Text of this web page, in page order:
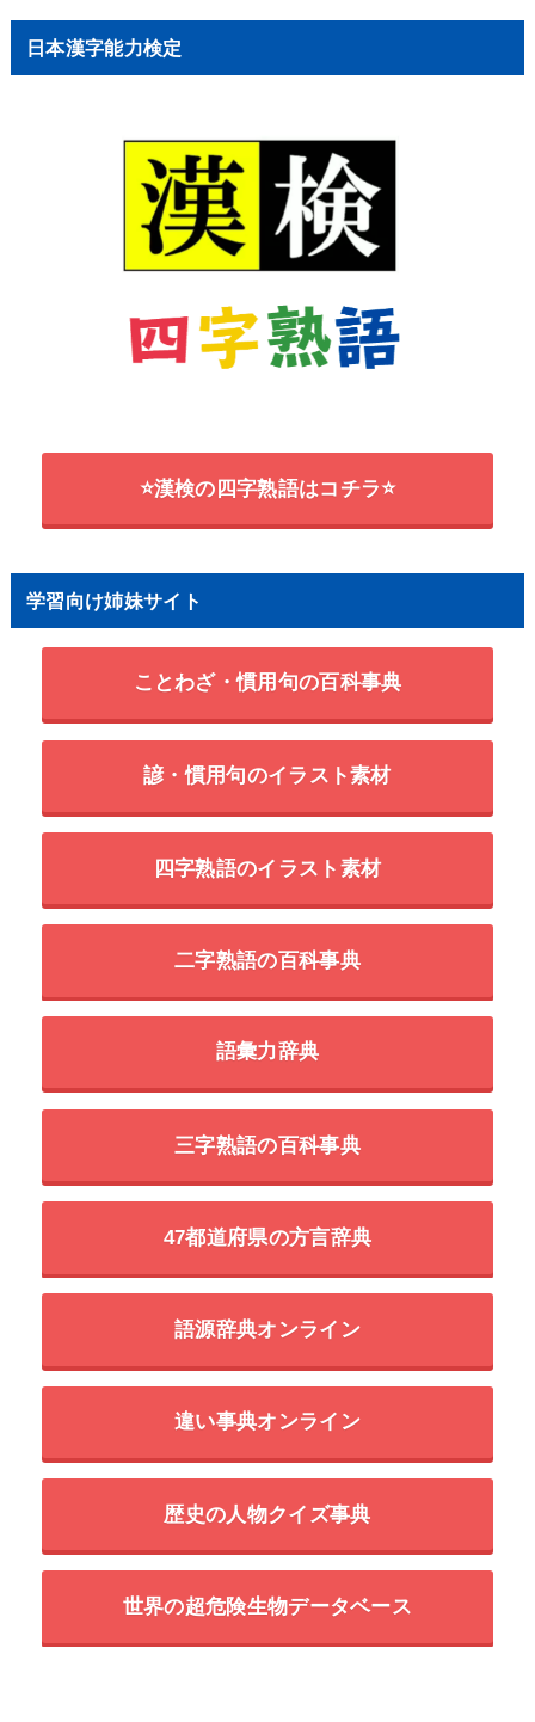
日本漢字能力検定
⭐漢検の四字熟語はコチラ⭐
学習向け姉妹サイト
ことわざ・慣用句の百科事典
諺・慣用句のイラスト素材
四字熟語のイラスト素材
二字熟語の百科事典
語彙力辞典
三字熟語の百科事典
47都道府県の方言辞典
語源辞典オンライン
違い事典オンライン
歴史の人物クイズ事典
世界の超危険生物データベース